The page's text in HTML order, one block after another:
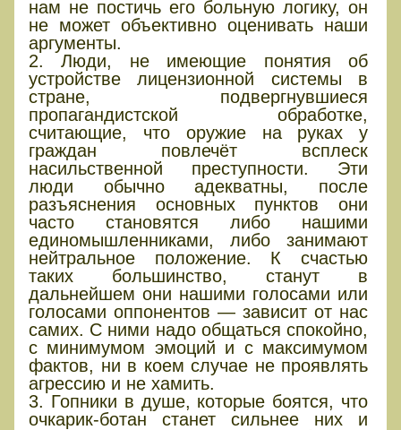
нам не постичь его больную логику, он
не может объективно оценивать наши
аргументы.
2. Люди, не имеющие понятия об
устройстве лицензионной системы в
стране, подвергнувшиеся
пропагандистской обработке,
считающие, что оружие на руках у
граждан повлечёт всплеск
насильственной преступности. Эти
люди обычно адекватны, после
разъяснения основных пунктов они
часто становятся либо нашими
единомышленниками, либо занимают
нейтральное положение. К счастью
таких большинство, станут в
дальнейшем они нашими голосами или
голосами оппонентов — зависит от нас
самих. С ними надо общаться спокойно,
с минимумом эмоций и с максимумом
фактов, ни в коем случае не проявлять
агрессию и не хамить.
3. Гопники в душе, которые боятся, что
очкарик-ботан станет сильнее них и